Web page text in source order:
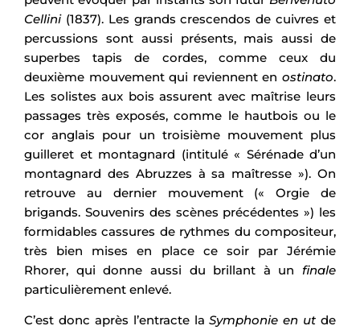
Cellini (1837). Les grands crescendos de cuivres et
percussions sont aussi présents, mais aussi de
superbes tapis de cordes, comme ceux du
deuxième mouvement qui reviennent en ostinato.
Les solistes aux bois assurent avec maîtrise leurs
passages très exposés, comme le hautbois ou le
cor anglais pour un troisième mouvement plus
guilleret et montagnard (intitulé « Sérénade d’un
montagnard des Abruzzes à sa maîtresse »). On
retrouve au dernier mouvement (« Orgie de
brigands. Souvenirs des scènes précédentes ») les
formidables cassures de rythmes du compositeur,
très bien mises en place ce soir par Jérémie
Rhorer, qui donne aussi du brillant à un finale
particulièrement enlevé.
C’est donc après l’entracte laSymphonie en ut de